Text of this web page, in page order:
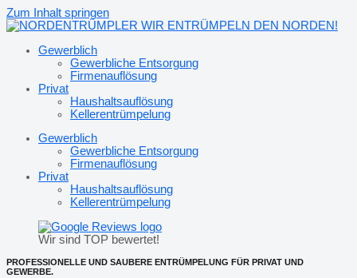
Zum Inhalt springen
Gewerblich
Gewerbliche Entsorgung
Firmenauflösung
Privat
Haushaltsauflösung
Kellerentrümpelung
Gewerblich
Gewerbliche Entsorgung
Firmenauflösung
Privat
Haushaltsauflösung
Kellerentrümpelung
Wir sind TOP bewertet!
PROFESSIONELLE UND SAUBERE ENTRÜMPELUNG FÜR PRIVAT UND
GEWERBE.